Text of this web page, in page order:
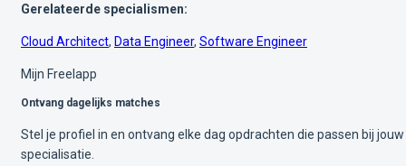
Gerelateerde specialismen:
Cloud Architect, Data Engineer, Software Engineer
Mijn Freelapp
Ontvang dagelijks matches
Stel je profiel in en ontvang elke dag opdrachten die passen bij jouw
specialisatie.